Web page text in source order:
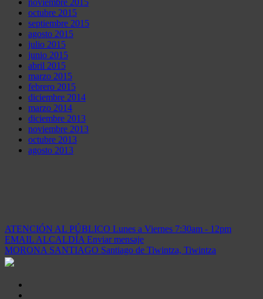
octubre 2015
septiembre 2015
agosto 2015
julio 2015
junio 2015
abril 2015
marzo 2015
febrero 2015
diciembre 2014
marzo 2014
diciembre 2013
noviembre 2013
octubre 2013
agosto 2013
ATENCIÓN AL PÚBLICO Lunes a Viernes 7:30am - 12pm
EMAIL ALCALDÍA Enviar mensaje
MORONA SANTIAGO Santiago de Tiwintza, Tiwintza